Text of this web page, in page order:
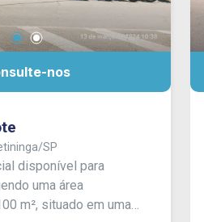
nos
SP
disponível para
uma área
m², situado em uma